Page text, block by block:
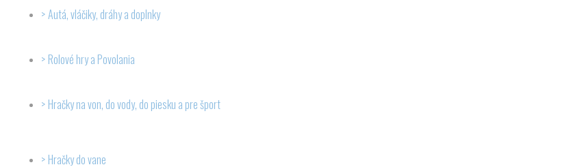
Autá, vláčiky, dráhy a doplnky
Rolové hry a Povolania
Hračky na von, do vody, do piesku a pre šport
Hračky do vane